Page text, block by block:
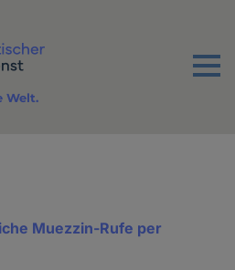
Menu
Welt.
Muezzin-Rufe per